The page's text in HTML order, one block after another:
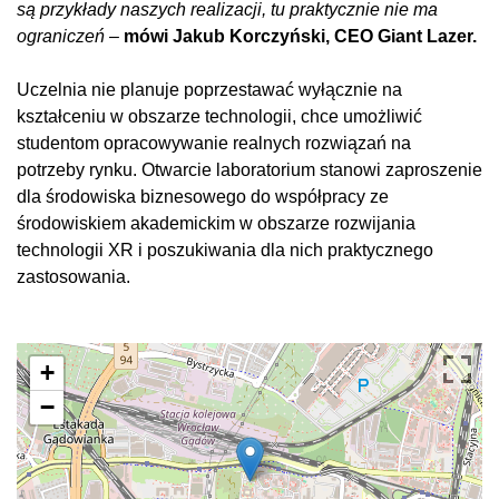
są przykłady naszych realizacji, tu praktycznie nie ma
ograniczeń – mówi Jakub Korczyński, CEO Giant Lazer.
Uczelnia nie planuje poprzestawać wyłącznie na
kształceniu w obszarze technologii, chce umożliwić
studentom opracowywanie realnych rozwiązań na
potrzeby rynku. Otwarcie laboratorium stanowi zaproszenie
dla środowiska biznesowego do współpracy ze
środowiskiem akademickim w obszarze rozwijania
technologii XR i poszukiwania dla nich praktycznego
zastosowania.
+
−